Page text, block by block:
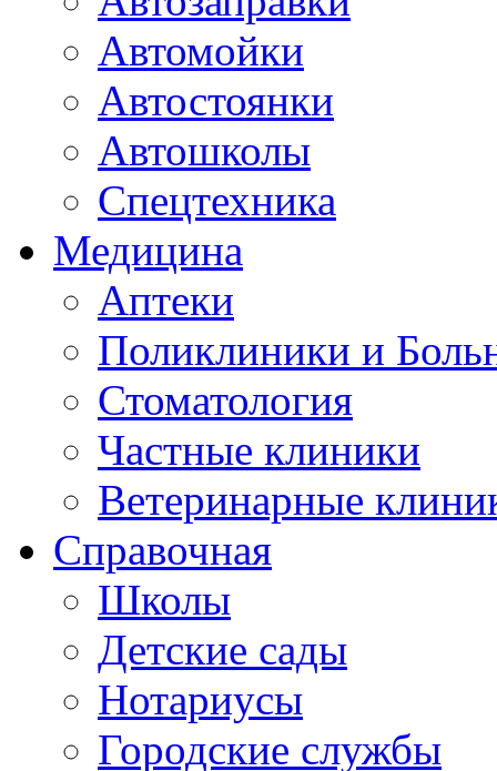
Автомойки
Автостоянки
Автошколы
Спецтехника
Медицина
Аптеки
Поликлиники и
Стоматология
Частные клиники
Ветеринарные
Справочная
Школы
Детские сады
Нотариусы
Городские службы